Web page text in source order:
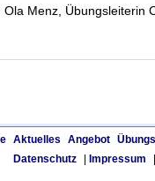
Ola Menz, Übungsleiterin
Aktuelles Angebot
Datenschutz
Impressum